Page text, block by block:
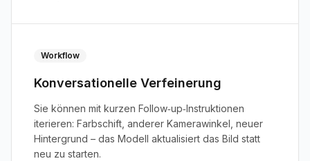
Workflow
Konversationelle Verfeinerung
Sie können mit kurzen Follow‑up‑Instruktionen
iterieren: Farbschift, anderer Kamerawinkel, neuer
Hintergrund – das Modell aktualisiert das Bild statt
neu zu starten.